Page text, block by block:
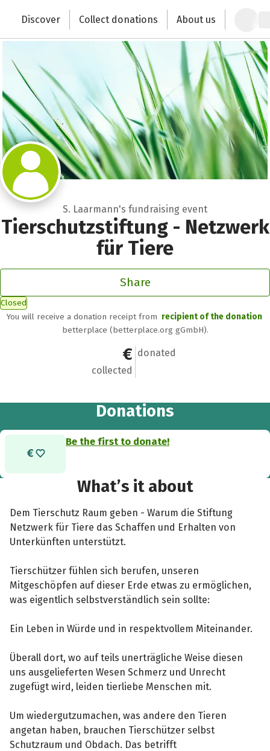
Change the world with your donation
Discover Collect donations About us
S. Laarmann's fundraising event
Tierschutzstiftung - Netzwerk
für Tiere
Share
Closed
You will receive a donation receipt from recipient of the donation
betterplace (betterplace.org gGmbH).
€0
collected
0
donated
Donations
Be the first to donate!
What’s it about
Dem Tierschutz Raum geben - Warum die Stiftung
Netzwerk für Tiere das Schaffen und Erhalten von
Unterkünften unterstützt.
Tierschützer fühlen sich berufen, unseren
Mitgeschöpfen auf dieser Erde etwas zu ermöglichen,
was eigentlich selbstverständlich sein sollte:
Ein Leben in Würde und in respektvollem Miteinander.
Überall dort, wo auf teils unerträgliche Weise diesen
uns ausgelieferten Wesen Schmerz und Unrecht
zugefügt wird, leiden tierliebe Menschen mit.
Um wiedergutzumachen, was andere den Tieren
angetan haben, brauchen Tierschützer selbst
Schutzraum und Obdach. Das betrifft